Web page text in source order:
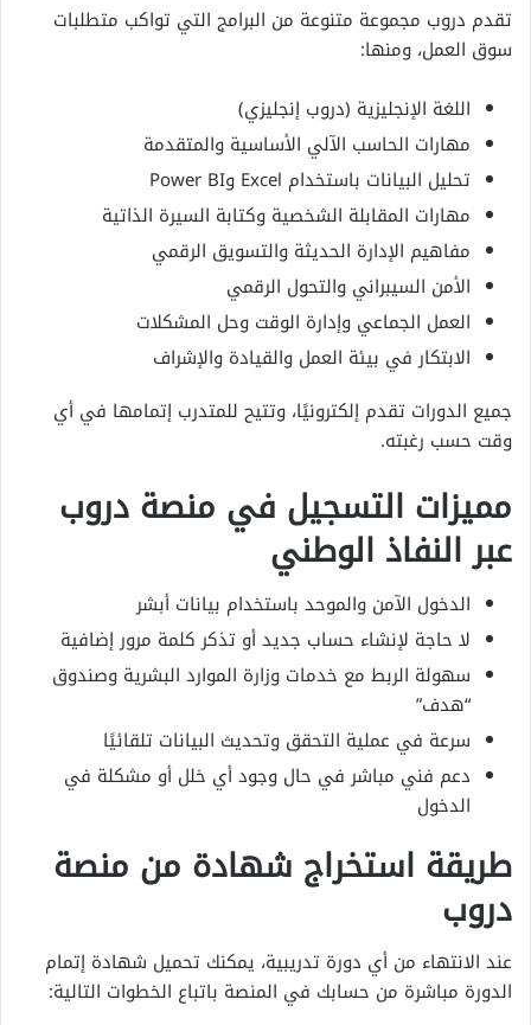
تقدم دروب مجموعة متنوعة من البرامج التي تواكب متطلبات
سوق العمل، ومنها:
اللغة الإنجليزية (دروب إنجليزي)
مهارات الحاسب الآلي الأساسية والمتقدمة
تحليل البيانات باستخدام Excel وPower BI
مهارات المقابلة الشخصية وكتابة السيرة الذاتية
مفاهيم الإدارة الحديثة والتسويق الرقمي
الأمن السيبراني والتحول الرقمي
العمل الجماعي وإدارة الوقت وحل المشكلات
الابتكار في بيئة العمل والقيادة والإشراف
جميع الدورات تقدم إلكترونيًا، وتتيح للمتدرب إتمامها في أي
وقت حسب رغبته.
مميزات التسجيل في منصة دروب
عبر النفاذ الوطني
الدخول الآمن والموحد باستخدام بيانات أبشر
لا حاجة لإنشاء حساب جديد أو تذكر كلمة مرور إضافية
سهولة الربط مع خدمات وزارة الموارد البشرية وصندوق
“هدف”
سرعة في عملية التحقق وتحديث البيانات تلقائيًا
دعم فني مباشر في حال وجود أي خلل أو مشكلة في
الدخول
طريقة استخراج شهادة من منصة
دروب
عند الانتهاء من أي دورة تدريبية، يمكنك تحميل شهادة إتمام
الدورة مباشرة من حسابك في المنصة باتباع الخطوات التالية: